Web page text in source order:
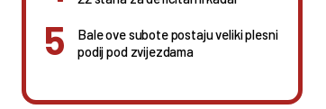
Bale ove subote postaju veliki plesni
podij pod zvijezdama